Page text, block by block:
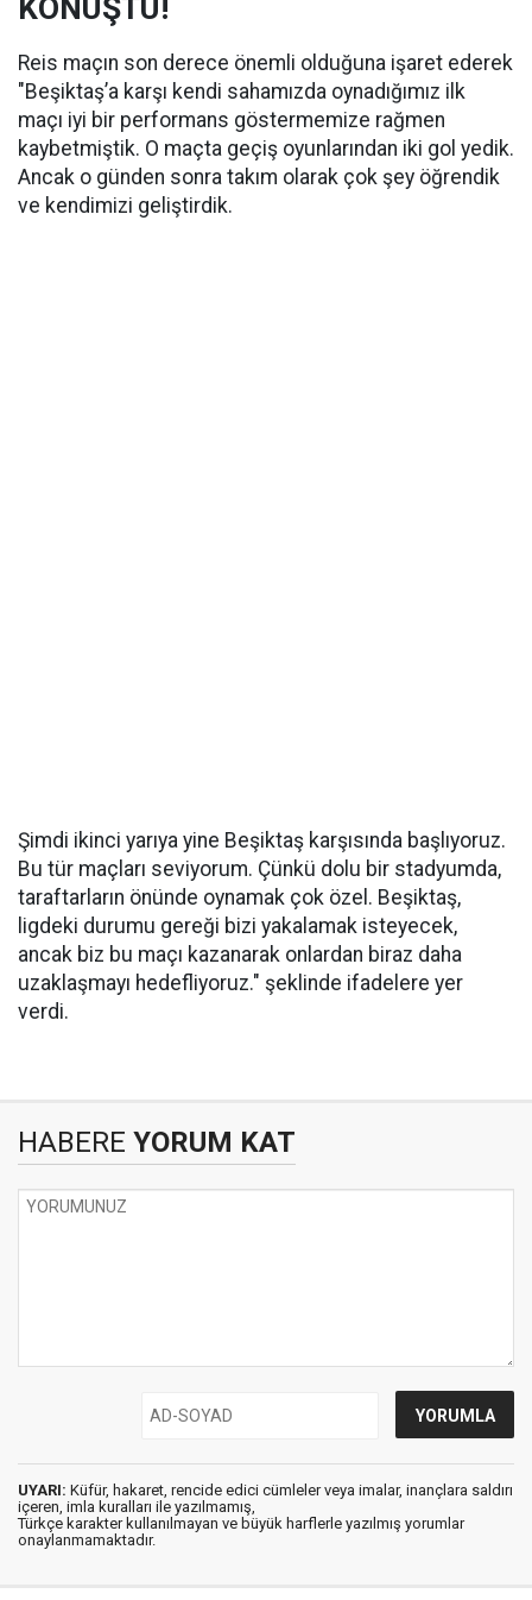
KONUŞTU!
Reis maçın son derece önemli olduğuna işaret ederek
"Beşiktaş’a karşı kendi sahamızda oynadığımız ilk
maçı iyi bir performans göstermemize rağmen
kaybetmiştik. O maçta geçiş oyunlarından iki gol yedik.
Ancak o günden sonra takım olarak çok şey öğrendik
ve kendimizi geliştirdik.
Şimdi ikinci yarıya yine Beşiktaş karşısında başlıyoruz.
Bu tür maçları seviyorum. Çünkü dolu bir stadyumda,
taraftarların önünde oynamak çok özel. Beşiktaş,
ligdeki durumu gereği bizi yakalamak isteyecek,
ancak biz bu maçı kazanarak onlardan biraz daha
uzaklaşmayı hedefliyoruz." şeklinde ifadelere yer
verdi.
HABERE YORUM KAT
UYARI: Küfür, hakaret, rencide edici cümleler veya imalar, inançlara saldırı
içeren, imla kuralları ile yazılmamış,
Türkçe karakter kullanılmayan ve büyük harflerle yazılmış yorumlar
onaylanmamaktadır.